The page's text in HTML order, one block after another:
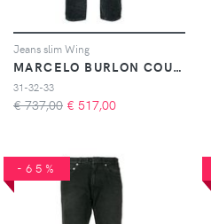
Jeans slim Wing
MARCELO BURLON COUNTY OF MILAN
31-32-33
€ 737,00 € 517,00
-65%